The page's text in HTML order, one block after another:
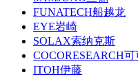
FUNATECH船越龙
EYE岩崎
SOLAX索纳克斯
COCORESEARCH
ITOH伊藤